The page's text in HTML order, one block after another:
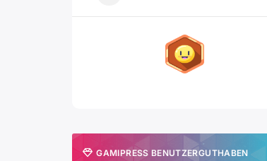
GAMIPRESS BENUTZERGUTHABEN